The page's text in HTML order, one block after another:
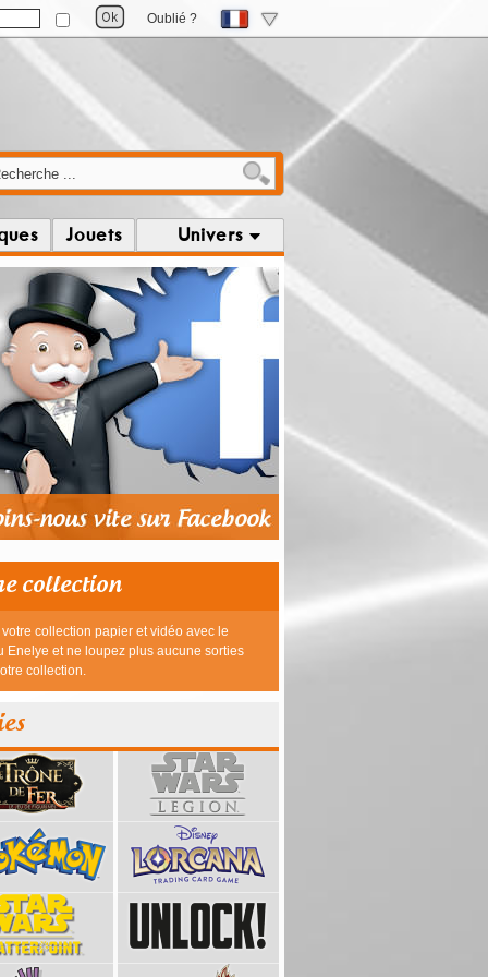
Oublié ?
Jouets Univers
39,95 € 23,95 €
collection
collection papier et vidéo avec le
Enelye et ne loupez plus aucune sorties
collection.